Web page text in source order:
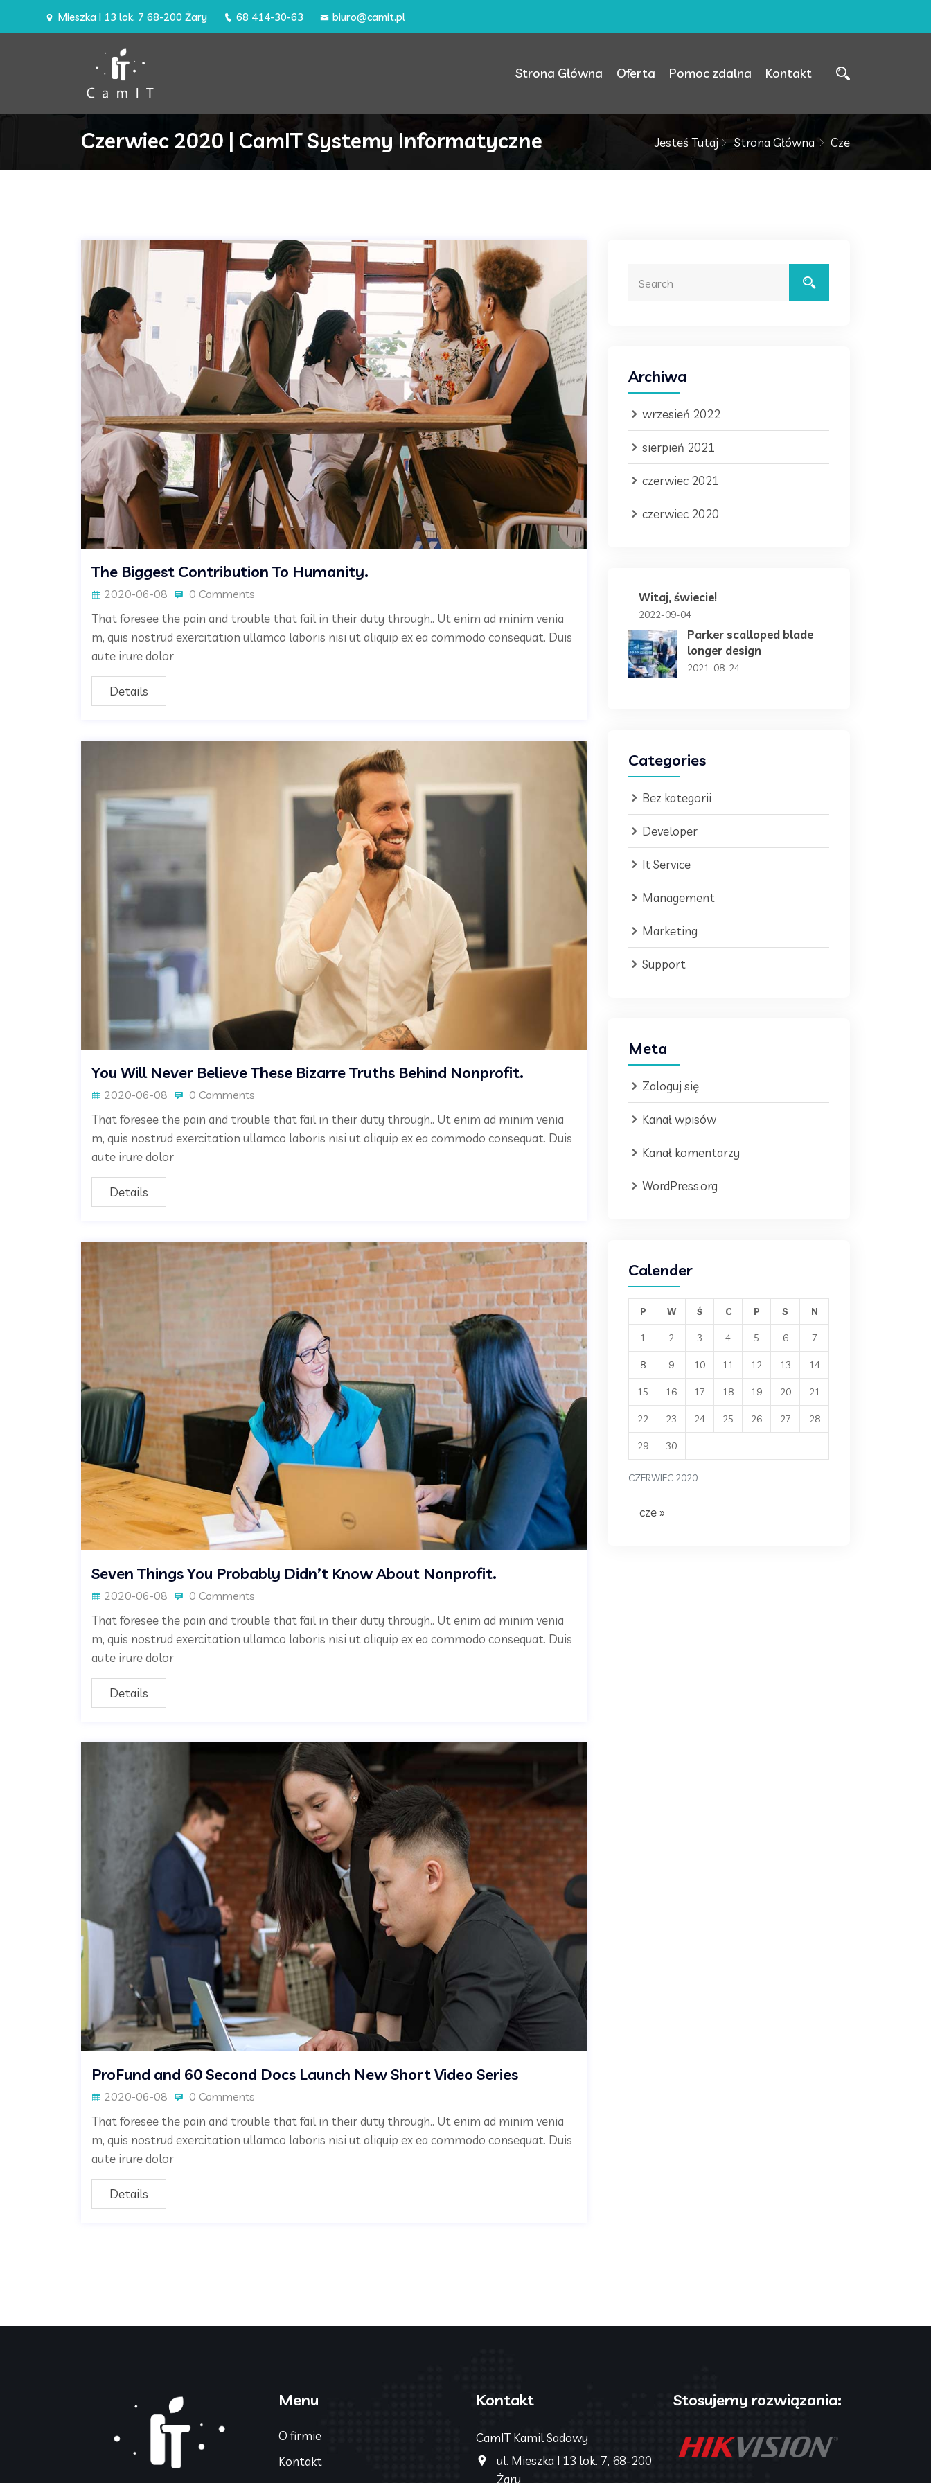
Mieszka I 13 lok. 7 68-200 Żary 68 414-30-63 biuro@camit.pl
Strona Główna Oferta Pomoc zdalna Kontakt
Czerwiec 2020 | CamIT Systemy Informatyczne Jesteś Tutaj Strona Główna Cze
The Biggest Contribution To Humanity.
2020-06-08 0 Comments
That foresee the pain and trouble that fail in their duty through.. Ut enim ad minim venia
m, quis nostrud exercitation ullamco laboris nisi ut aliquip ex ea commodo consequat. Duis
aute irure dolor
Details
You Will Never Believe These Bizarre Truths Behind Nonprofit.
2020-06-08 0 Comments
That foresee the pain and trouble that fail in their duty through.. Ut enim ad minim venia
m, quis nostrud exercitation ullamco laboris nisi ut aliquip ex ea commodo consequat. Duis
aute irure dolor
Details
Seven Things You Probably Didn’t Know About Nonprofit.
2020-06-08 0 Comments
That foresee the pain and trouble that fail in their duty through.. Ut enim ad minim venia
m, quis nostrud exercitation ullamco laboris nisi ut aliquip ex ea commodo consequat. Duis
aute irure dolor
Details
ProFund and 60 Second Docs Launch New Short Video Series
2020-06-08 0 Comments
That foresee the pain and trouble that fail in their duty through.. Ut enim ad minim venia
m, quis nostrud exercitation ullamco laboris nisi ut aliquip ex ea commodo consequat. Duis
aute irure dolor
Details
Archiwa
wrzesień 2022
sierpień 2021
czerwiec 2021
czerwiec 2020
Witaj, świecie!
2022-09-04
Parker scalloped blade
longer design
2021-08-24
Categories
Bez kategorii
Developer
It Service
Management
Marketing
Support
Meta
Zaloguj się
Kanał wpisów
Kanał komentarzy
WordPress.org
Calender
CZERWIEC 2020
P W Ś C P S N
1 2 3 4 5 6 7
8 9 10 11 12 13 14
15 16 17 18 19 20 21
22 23 24 25 26 27 28
29 30
cze »
Menu
O firmie
Kontakt
Kontakt
CamIT Kamil Sadowy
ul. Mieszka I 13 lok. 7, 68-200
Żary
Stosujemy rozwiązania: